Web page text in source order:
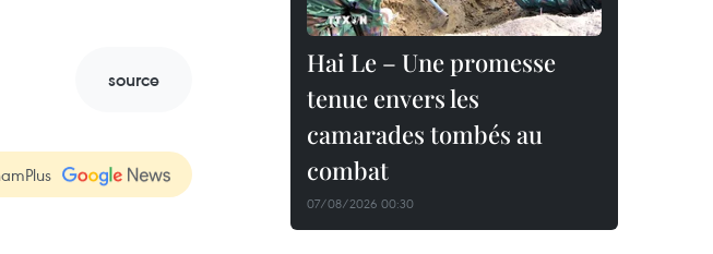
source
Hai Le – Une promesse
tenue envers les
camarades tombés au
combat
07/08/2026 00:30